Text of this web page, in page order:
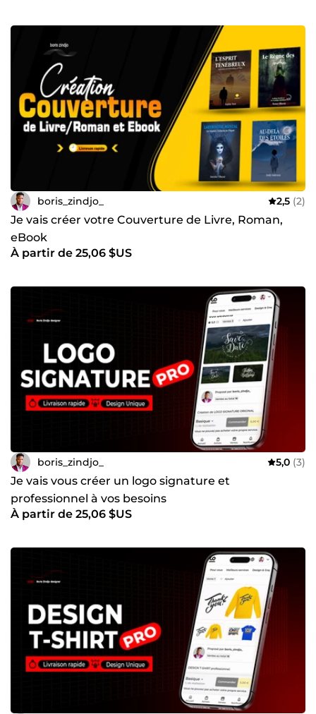
boris_zindjo_ 2,5 (2)
Je vais créer votre Couverture de Livre, Roman,
eBook
À partir de 25,06 $US
boris_zindjo_ 5,0 (3)
Je vais vous créer un logo signature et
professionnel à vos besoins
À partir de 25,06 $US